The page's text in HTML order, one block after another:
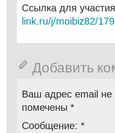
Ссылка для
link.ru/j/moibiz82/
Добавить
Ваш адрес email не
помечены *
Сообщение: *